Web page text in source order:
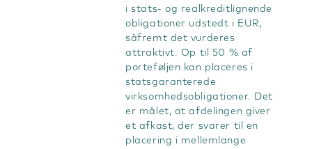
i stats- og realkreditlignende
obligationer udstedt i EUR,
såfremt det vurderes
attraktivt. Op til 50 % af
porteføljen kan placeres i
statsgaranterede
virksomhedsobligationer. Det
er målet, at afdelingen giver
et afkast, der svarer til en
placering i mellemlange